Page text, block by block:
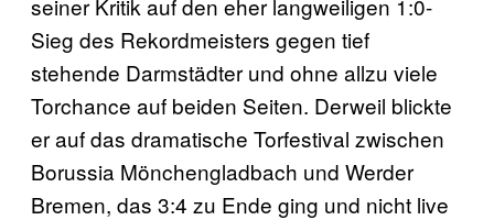
Sieg des Rekordmeisters gegen tief
stehende Darmstädter und ohne allzu viele
Torchance auf beiden Seiten. Derweil blickte
er auf das dramatische Torfestival zwischen
Borussia Mönchengladbach und Werder
Bremen, das 3:4 zu Ende ging und nicht live